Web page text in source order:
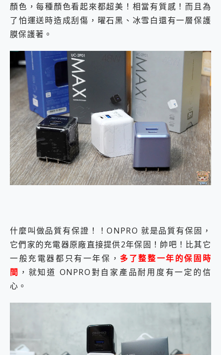
顏色，每種顏色看起來都超美！相當有質感！而且為
了怕運送時造成刮傷，曜石黑、冰雪白還有一層保護
膜保護著。
什麼叫做品質有保證！！ONPRO 就是品質有保固，
它們家的充電器原廠直接提供2年保固！帥吧！比其它
一般充電器都只有一年保， 多了整整一年的保固時
間 ，就知道 ONPRO對自家產品耐用度有一定的信
心。